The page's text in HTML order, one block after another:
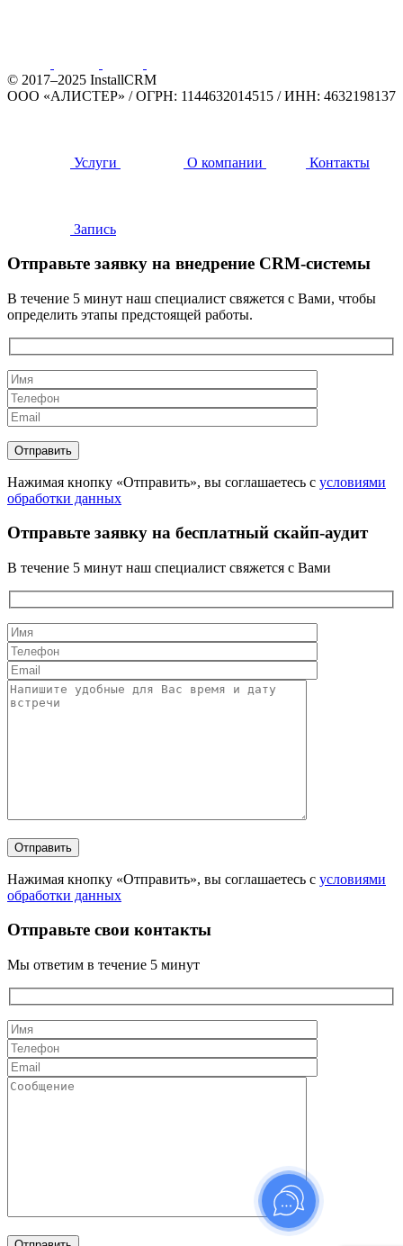
© 2017–2025 InstallCRM
ООО «АЛИСТЕР» /ОГРН: 1144632014515 /ИНН: 4632198137
Услуги О компании Контакты
Запись
Отправьте заявку на внедрение CRM-системы
В течение 5 минут наш специалист свяжется с Вами, чтобы
определить этапы предстоящей работы.
Нажимая кнопку «Отправить», вы соглашаетесь с условиями
обработки данных
Отправьте заявку на бесплатный скайп-аудит
В течение 5 минут наш специалист свяжется с Вами
Нажимая кнопку «Отправить», вы соглашаетесь с условиями
обработки данных
Отправьте свои контакты
Мы ответим в течение 5 минут